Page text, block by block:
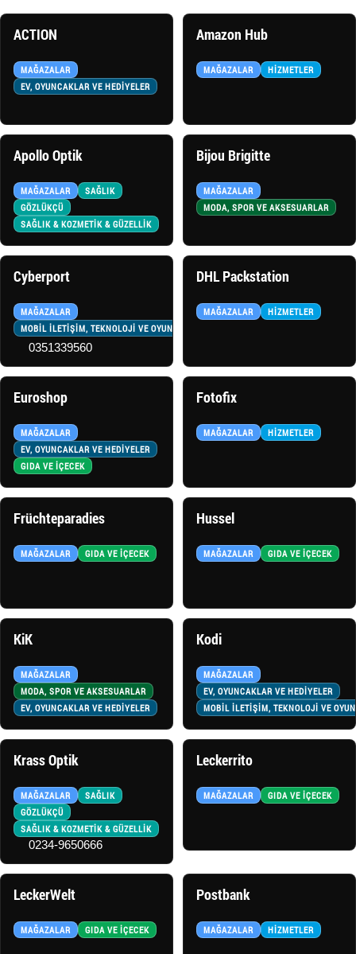
MAĞAZALAR
EV, OYUNCAKLAR VE HEDİYELER
ACTION
MAĞAZALAR HIZMETLER
Amazon Hub
MAĞAZALAR
SAĞLIK
GÖZLÜKÇÜ
SAĞLIK & KOZMETİK & GÜZELLİK
Apollo Optik
MAĞAZALAR
MODA, SPOR VE AKSESUARLAR
Bijou Brigitte
MAĞAZALAR
MOBİL İLETİŞİM, TEKNOLOJİ VE OYUNLAR
Cyberport
0351339560
MAĞAZALAR HIZMETLER
DHL Packstation
MAĞAZALAR
EV, OYUNCAKLAR VE HEDİYELER
GIDA VE İÇECEK
Euroshop
MAĞAZALAR HIZMETLER
Fotofix
MAĞAZALAR GIDA VE İÇECEK
Früchteparadies
MAĞAZALAR GIDA VE İÇECEK
Hussel
MAĞAZALAR
MODA, SPOR VE AKSESUARLAR
EV, OYUNCAKLAR VE HEDİYELER
KiK
MAĞAZALAR
EV, OYUNCAKLAR VE HEDİYELER
MOBİL İLETİŞİM, TEKNOLOJİ VE
Kodi
MAĞAZALAR
SAĞLIK
GÖZLÜKÇÜ
SAĞLIK & KOZMETİK & GÜZELLİK
Krass Optik
0234-9650666
MAĞAZALAR GIDA VE İÇECEK
Leckerrito
MAĞAZALAR GIDA VE İÇECEK
LeckerWelt
MAĞAZALAR HIZMETLER
Postbank